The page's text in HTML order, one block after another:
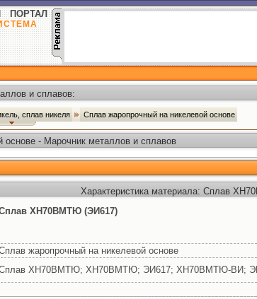
ПОРТАЛ
и сплавов:
сплав никеля Сплав жаропрочный на никелевой основе
основе - Марочник металлов и сплавов
Характеристика материала: Сплав
ХН70ВМТЮ (ЭИ617)
жаропрочный на никелевой основе
ХН70ВМТЮ; ХН70ВМТЮ; ЭИ617; ХН70ВМТЮ-ВИ;